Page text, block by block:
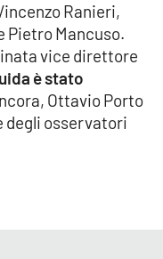
Ranieri,
Pietro Mancuso.
vice direttore
è stato
Ottavio Porto
degli osservatori